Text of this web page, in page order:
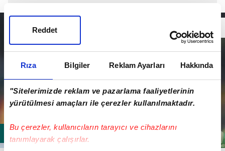
Rıza Bilgiler Reklam Ayarları Hakkında
"Sitelerimizde reklam ve pazarlama faaliyetlerinin
yürütülmesi amaçları ile çerezler kullanılmaktadır.
Bu çerezler, kullanıcıların tarayıcı ve cihazlarını
tanımlayarak çalışırlar.
Reddet